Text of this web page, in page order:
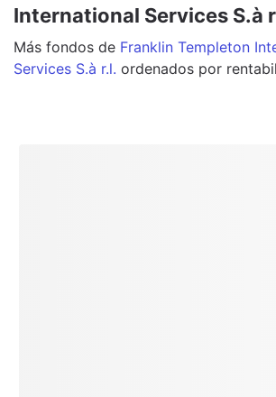
International Services S.à
Más fondos de Franklin Templeton
Services S.à r.l. ordenados por